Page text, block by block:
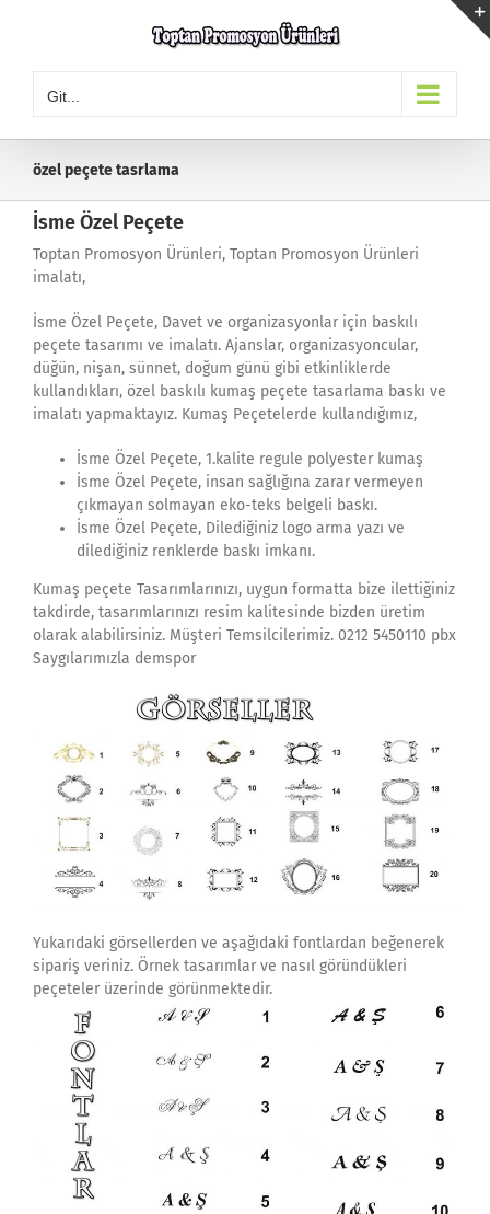
Git...
özel peçete tasrlama
İsme Özel Peçete
Toptan Promosyon Ürünleri, Toptan Promosyon Ürünleri
imalatı,
İsme Özel Peçete, Davet ve organizasyonlar için baskılı
peçete tasarımı ve imalatı. Ajanslar, organizasyoncular,
düğün, nişan, sünnet, doğum günü gibi etkinliklerde
kullandıkları, özel baskılı kumaş peçete tasarlama baskı ve
imalatı yapmaktayız. Kumaş Peçetelerde kullandığımız,
İsme Özel Peçete, 1.kalite regule polyester kumaş
İsme Özel Peçete, insan sağlığına zarar vermeyen
çıkmayan solmayan eko-teks belgeli baskı.
İsme Özel Peçete, Dilediğiniz logo arma yazı ve
dilediğiniz renklerde baskı imkanı.
Kumaş peçete Tasarımlarınızı, uygun formatta bize ilettiğiniz
takdirde, tasarımlarınızı resim kalitesinde bizden üretim
olarak alabilirsiniz. Müşteri Temsilcilerimiz. 0212 5450110 pbx
Saygılarımızla demspor
Yukarıdaki görsellerden ve aşağıdaki fontlardan beğenerek
sipariş veriniz. Örnek tasarımlar ve nasıl göründükleri
peçeteler üzerinde görünmektedir.